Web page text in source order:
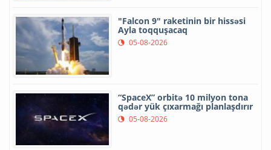
"Falcon 9" raketinin bir hissəsi
Ayla toqquşacaq
05-08-2026
“SpaceX” orbitə 10 milyon tona
qədər yük çıxarmağı planlaşdırır
05-08-2026